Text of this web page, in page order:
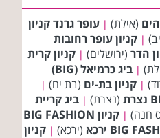
(אילת) | עופר גרנד קניון
| קניון עופר רחובות
הדר (ירושלים) | קניון קרית
| ביג כרמיאל (BIG)
| קניון בת-ים (בת ים) |
(נצרת) | ביג קריית
חנה) |
קניון BIG FASHION
(ירכא) | קניון